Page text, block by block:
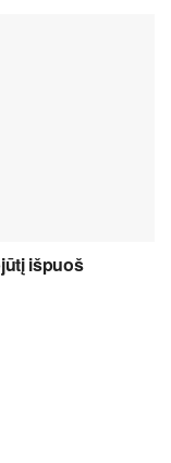
išpuoš